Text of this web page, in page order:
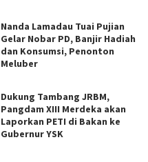
Nanda Lamadau Tuai Pujian
Gelar Nobar PD, Banjir Hadiah
dan Konsumsi, Penonton
Meluber
Dukung Tambang JRBM,
Pangdam XIII Merdeka akan
Laporkan PETI di Bakan ke
Gubernur YSK